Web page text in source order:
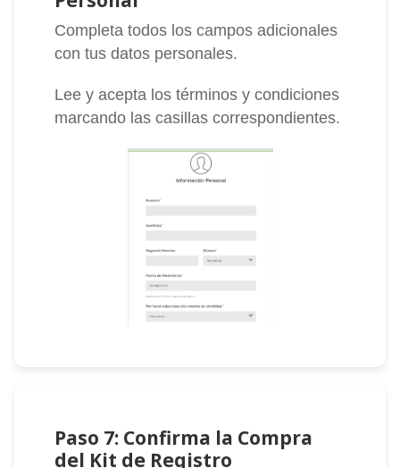
Completa todos los campos adicionales
con tus datos personales.
Lee y acepta los términos y condiciones
marcando las casillas correspondientes.
Paso 7: Confirma la Compra
del Kit de Registro